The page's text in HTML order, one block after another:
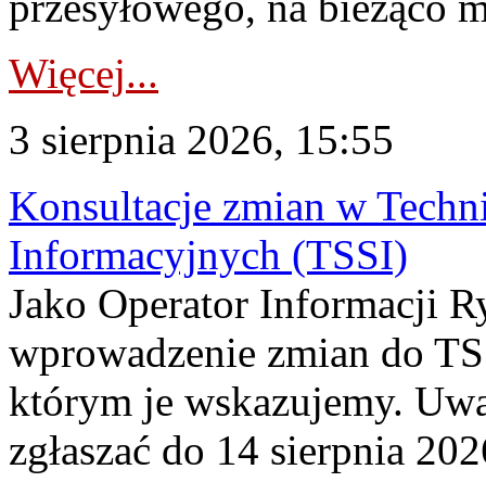
Więcej...
3 sierpnia 2026, 15:55
Konsultacje zmian w
Informacyjnych (TSSI)
Jako Operator Informacji
wprowadzenie zmian do
którym je wskazujemy.
zgłaszać do 14 sierpnia